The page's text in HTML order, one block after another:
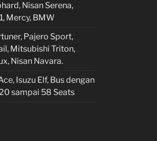
Nisan Serena,
Mercy, BMW
Pajero Sport,
Mitsubishi Triton,
Nisan Navara.
Isuzu Elf, Bus dengan
sampai 58 Seats